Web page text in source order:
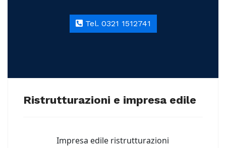
Tel. 0321 1512741
Ristrutturazioni e impresa edile